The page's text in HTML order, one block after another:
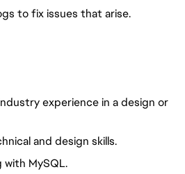
to fix issues that arise.
experience in a design or
and design skills.
with MySQL.